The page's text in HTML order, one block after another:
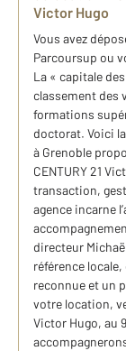
Victor Hugo
Vous avez
Parcoursup ou
La « capitale
classement des
formations
doctorat. Voici
à Grenoble
CENTURY 21
transaction,
agence incarne
directeur
référence
reconnue et un
votre location,
Victor Hugo, au